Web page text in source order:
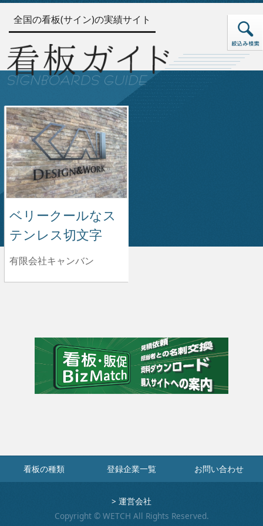
全国の看板(サイン)の実績サイト
ベリークールなス
テンレス切文字
有限会社キャンバン
看板の種類 登録企業一覧 お問い合わせ
> 運営会社
Copyright © WETCH All Rights Reserved.